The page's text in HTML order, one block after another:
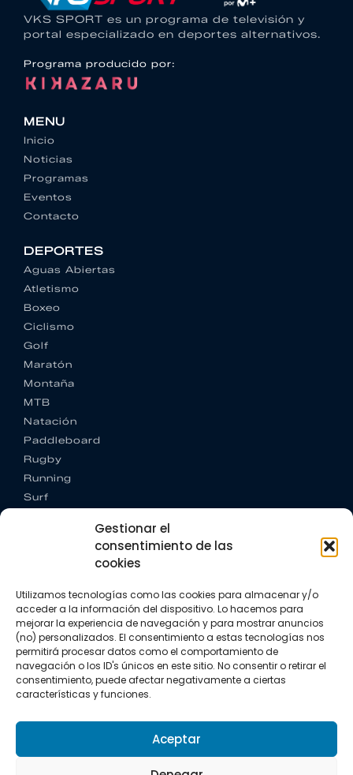
Gestionar el
consentimiento de las
cookies
Utilizamos tecnologías como las cookies para almacenar y/o
acceder a la información del dispositivo. Lo hacemos para
mejorar la experiencia de navegación y para mostrar anuncios
(no) personalizados. El consentimiento a estas tecnologías nos
permitirá procesar datos como el comportamiento de
navegación o los ID's únicos en este sitio. No consentir o retirar el
consentimiento, puede afectar negativamente a ciertas
características y funciones.
Aceptar
VKS SPORT es un programa de televisión y
portal especializado en deportes alternativos.
Programa producido por:
MENU
Inicio
Noticias
Programas
Eventos
Contacto
DEPORTES
Aguas Abiertas
Atletismo
Boxeo
Ciclismo
Golf
Maratón
Montaña
MTB
Natación
Paddleboard
Rugby
Running
Surf
CONTACTO
+34 662 342 177
info@vkssport.com
SÍGUENOS
Política de privacidad
Política de cookies